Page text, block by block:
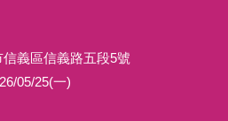
義區信義路五段5號
05/25(一)